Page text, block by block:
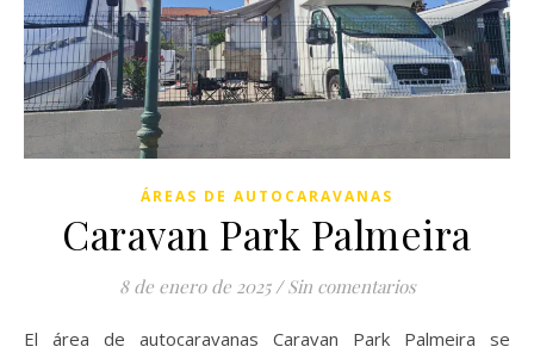
ÁREAS DE AUTOCARAVANAS
Caravan Park Palmeira
8 de enero de 2025 / Sin comentarios
El área de autocaravanas Caravan Park Palmeira se